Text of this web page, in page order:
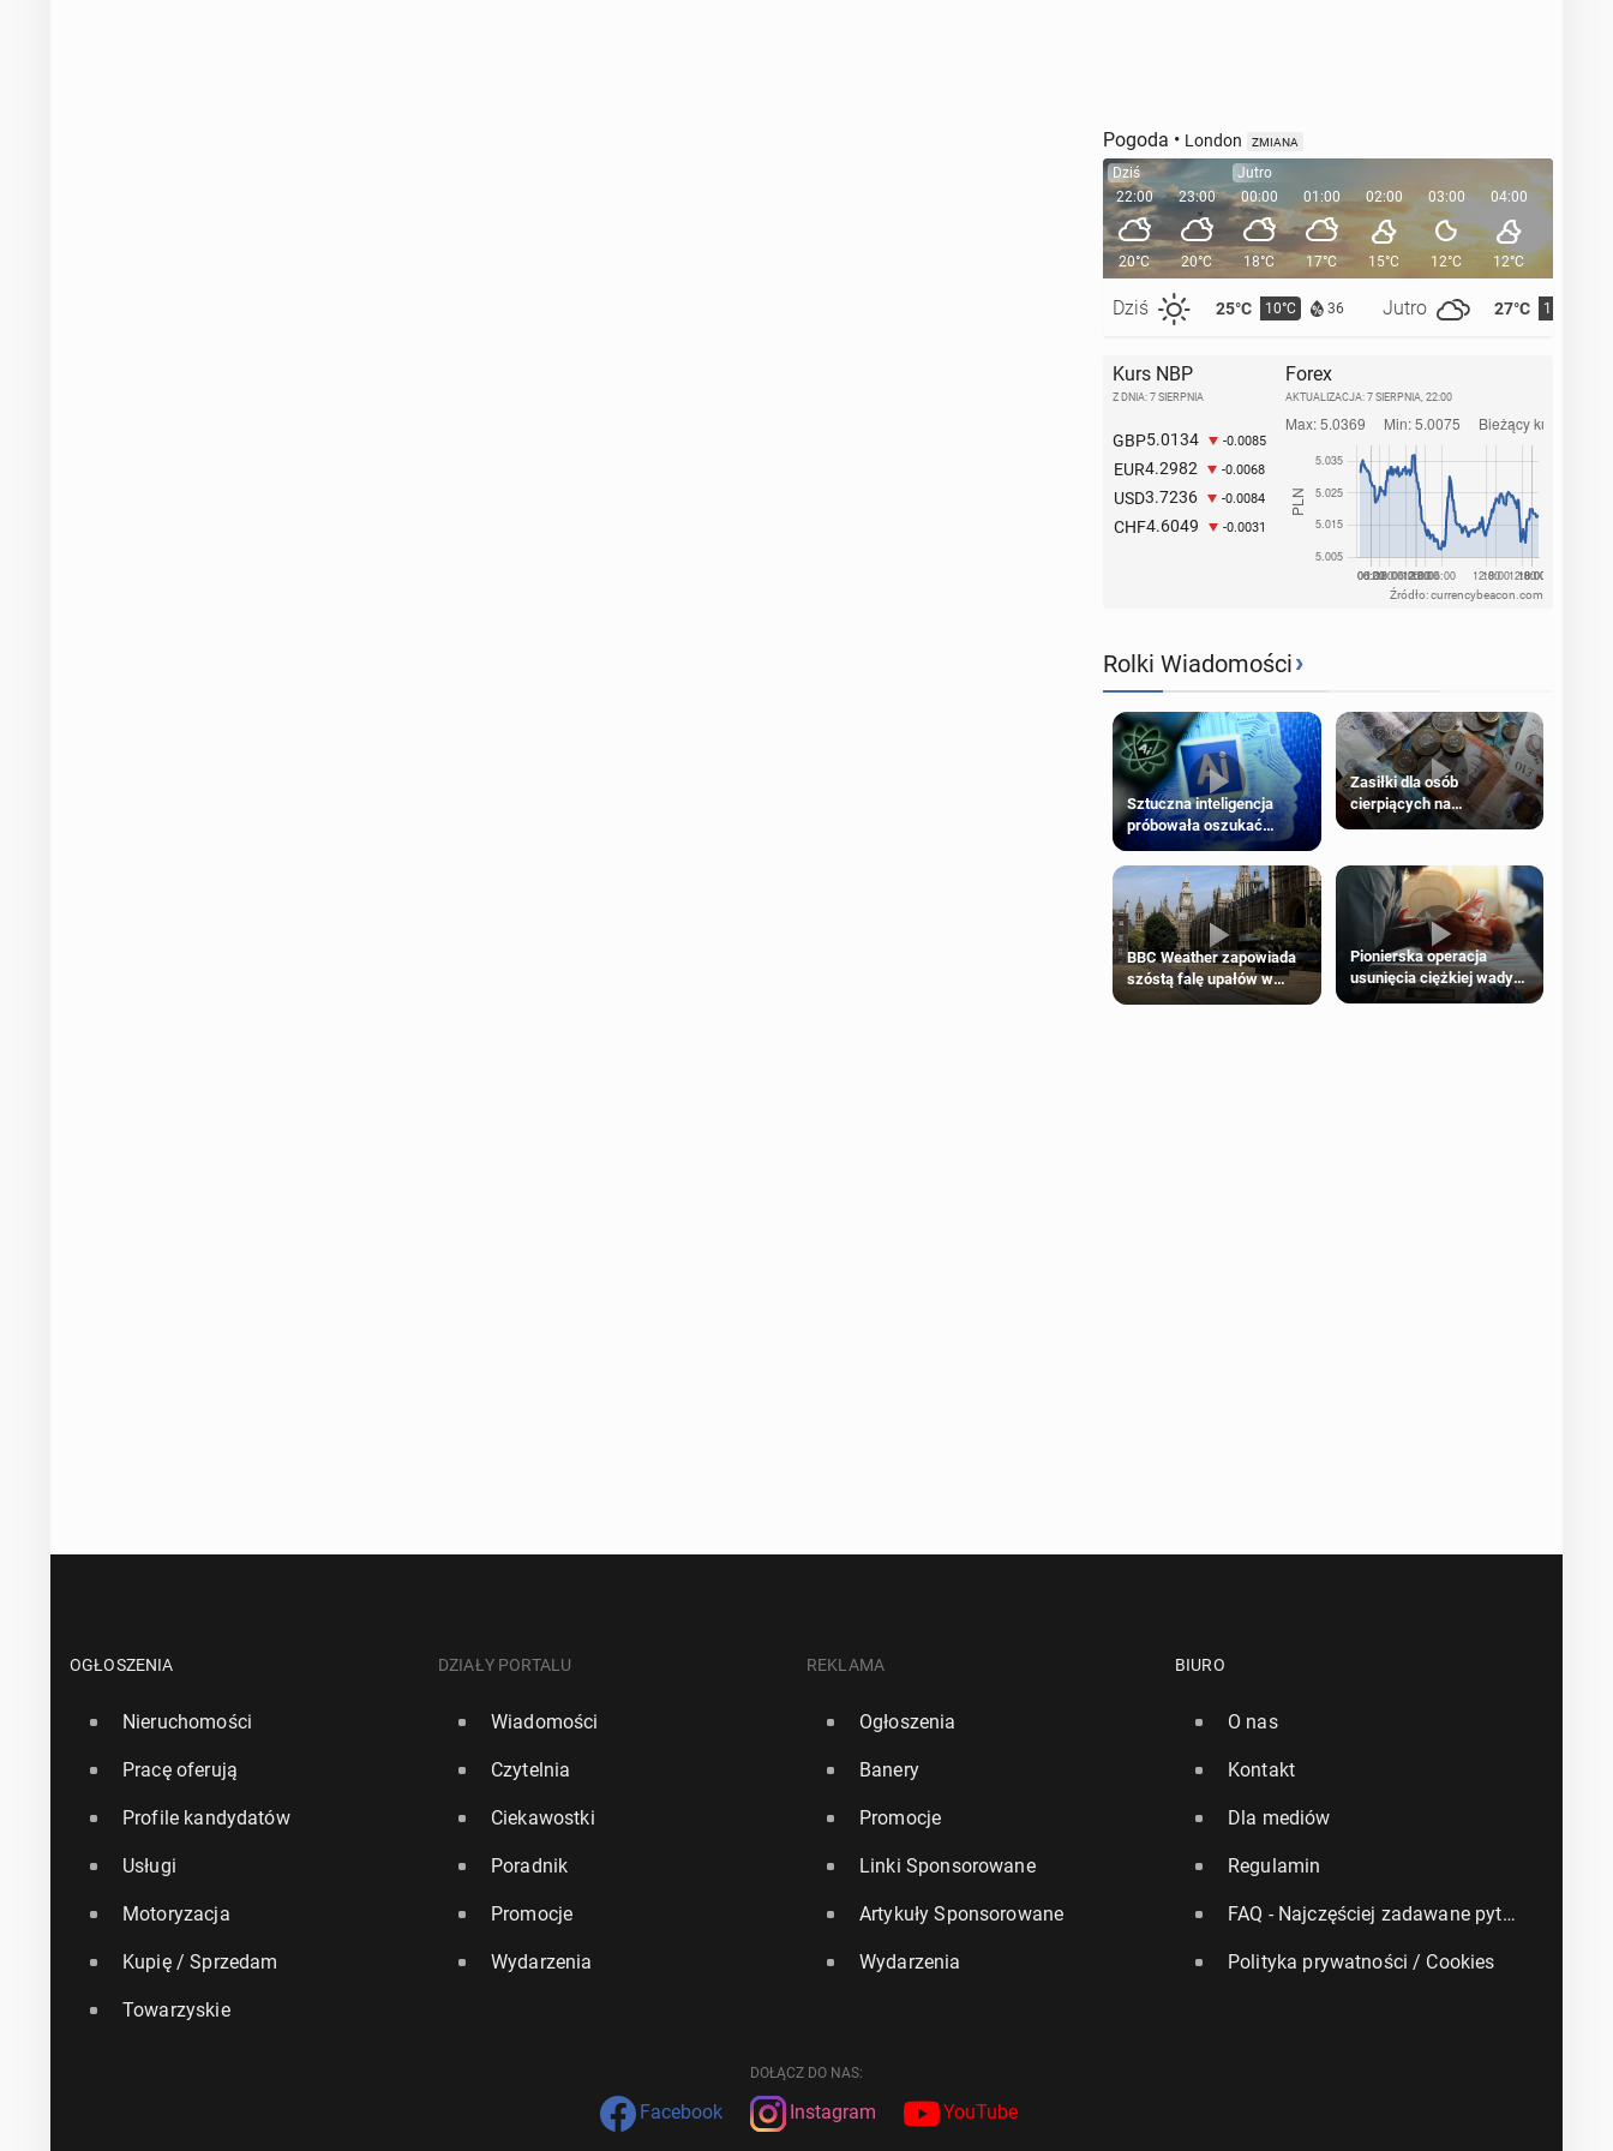
Pogoda • London ZMIANA
Dziś
22:00
20°C
Dziś 25°C 10°C 36 Jutro 27°C 11°C
23:00
20°C
Jutro
00:00
18°C
01:00
17°C
02:00
15°C
03:00
12°C
04:00
12°C
05:00
Kurs NBP
Z DNIA: 7 SIERPNIA
GBP5.0134 -0.0085
EUR4.2982 -0.0068
USD3.7236 -0.0084
CHF4.6049 -0.0031
Forex
AKTUALIZACJA: 7 SIERPNIA, 22:00
Źródło: currencybeacon.com
Rolki Wiadomości›
Sztuczna inteligencja
próbowała oszukać
człowieka
Zasiłki dla osób
cierpiących na
schorzenia psychiczne
BBC Weather zapowiada
szóstą falę upałów w
Londynie
Pionierska operacja
usunięcia ciężkiej wady
wrodzonej płodu w łonie
OGŁOSZENIA
Nieruchomości
Pracę oferują
Profile kandydatów
Usługi
Motoryzacja
Kupię / Sprzedam
Towarzyskie
DZIAŁY PORTALU
Wiadomości
Czytelnia
Ciekawostki
Poradnik
Promocje
Wydarzenia
REKLAMA
Ogłoszenia
Banery
Promocje
Linki Sponsorowane
Artykuły Sponsorowane
Wydarzenia
BIURO
O nas
Kontakt
Dla mediów
Regulamin
FAQ - Najczęściej zadawane pytania
Polityka prywatności / Cookies
DOŁĄCZ DO NAS:
Facebook Instagram YouTube